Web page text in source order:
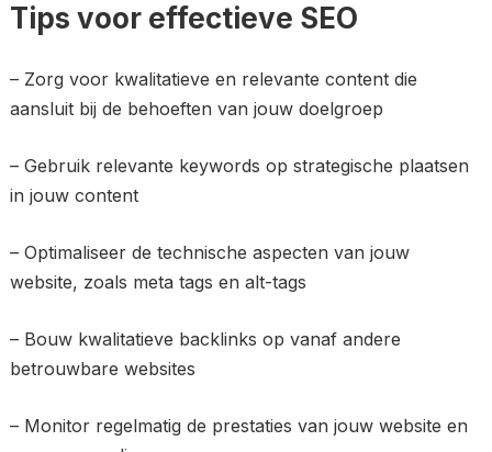
Tips voor effectieve SEO
– Zorg voor kwalitatieve en relevante content die
aansluit bij de behoeften van jouw doelgroep
– Gebruik relevante keywords op strategische plaatsen
in jouw content
– Optimaliseer de technische aspecten van jouw
website, zoals meta tags en alt-tags
– Bouw kwalitatieve backlinks op vanaf andere
betrouwbare websites
– Monitor regelmatig de prestaties van jouw website en